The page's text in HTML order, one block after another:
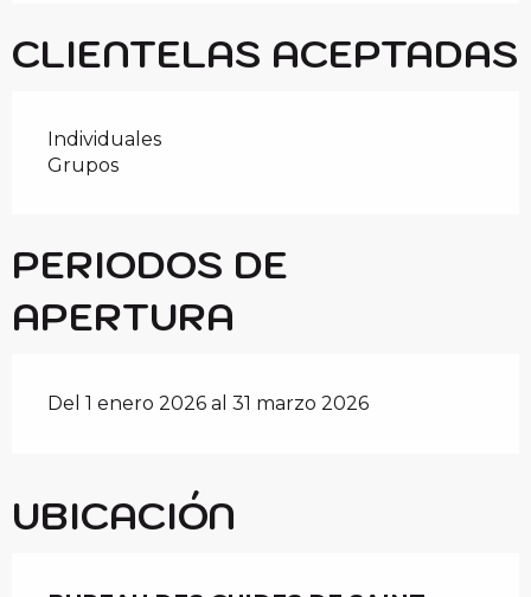
CLIENTELAS ACEPTADAS
Individuales
Grupos
PERIODOS DE
APERTURA
Del 1 enero 2026 al 31 marzo 2026
UBICACIÓN